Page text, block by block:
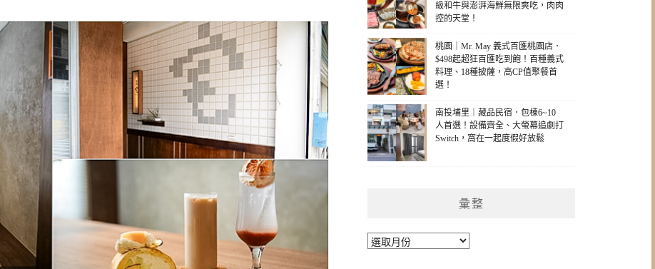
級和牛與澎湃海鮮無限爽吃，肉肉
控的天堂！
桃園｜Mr. May 義式百匯桃園店．
$498起超狂百匯吃到飽！百種義式
料理、18種披薩，高CP值聚餐首
選！
南投埔里｜藏品民宿．包棟6~10
人首選！設備齊全、大螢幕追劇打
Switch，窩在一起度假好放鬆
彙整
彙